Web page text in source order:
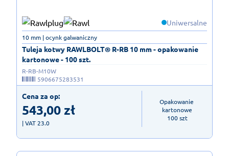
Uniwersalne
Tuleja kotwy RAWLBOLT® R-RB 10 mm - opakowanie
kartonowe - 100 szt.
10 mm | ocynk galwaniczny
R-RB-M10W
5906675283531
Cena za op:
543,00zł
| VAT 23.0
Opakowanie
kartonowe
100 szt